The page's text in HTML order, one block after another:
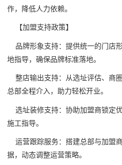
作，降低人力依赖。
【加盟支持政策】
品牌形象支持：提供统一的门店
地指导，确保品牌标准落地。
整店输出支持：从选址评估、商
总部全程介入，助力轻松开业。
选址装修支持：协助加盟商锁定
施工指导。
运营跟踪服务：搭建总部与加盟
据，动态调整运营策略。